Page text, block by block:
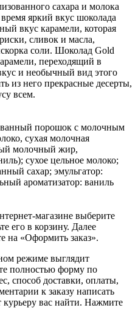
сахара и молока
яркий вкус шоколада
вкус карамели, которая
сливок и масла,
соли. Шоколад Gold
переходящий в
и необычный вид этого
из него прекрасные десерты,
всем.
порошок с молочным
сухая молочная
молочный жир,
сухое цельное молоко;
сахар; эмульгатор:
ароматизатор: ваниль
магазине выберите
его в корзину. Далее
на «Оформить заказ».
режиме выглядит
полностью форму по
способ доставки, оплаты,
к заказу написать
вас найти. Нажмите